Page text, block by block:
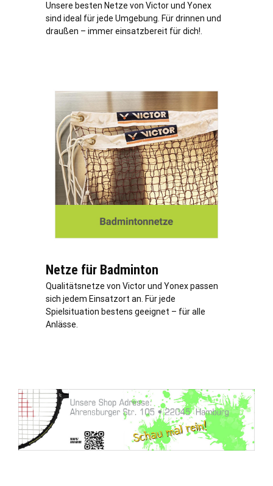
Unsere besten Netze von Victor und Yonex
sind ideal für jede Umgebung. Für drinnen und
draußen – immer einsatzbereit für dich!.
Netze für Badminton
Qualitätsnetze von Victor und Yonex passen
sich jedem Einsatzort an. Für jede
Spielsituation bestens geeignet – für alle
Anlässe.